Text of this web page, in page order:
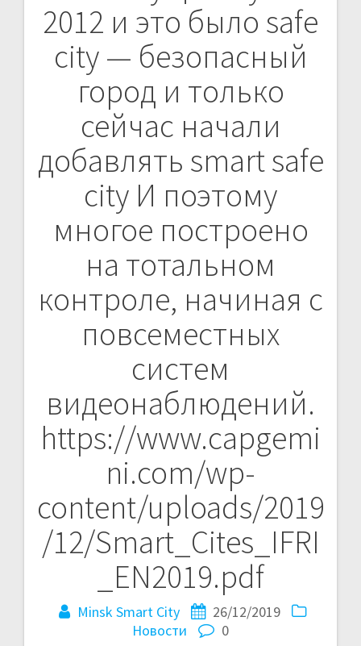
2012 и это было safe
city — безопасный
город и только
сейчас начали
добавлять smart safe
city И поэтому
многое построено
на тотальном
контроле, начиная с
повсеместных
систем
видеонаблюдений.
https://www.capgemi
ni.com/wp-
content/uploads/2019
/12/Smart_Cites_IFRI
_EN2019.pdf
Minsk Smart City
26/12/2019
Новости
0